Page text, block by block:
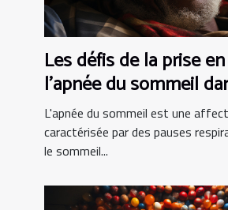
Les défis de la prise
l'apnée du sommeil
pays en
L'apnée du sommeil est une
caractérisée par des pauses
le sommeil...